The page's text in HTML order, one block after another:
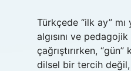
Türkçede “ilk ay” mı
algısını ve
çağrıştırırken,
dilsel bir tercih değil,